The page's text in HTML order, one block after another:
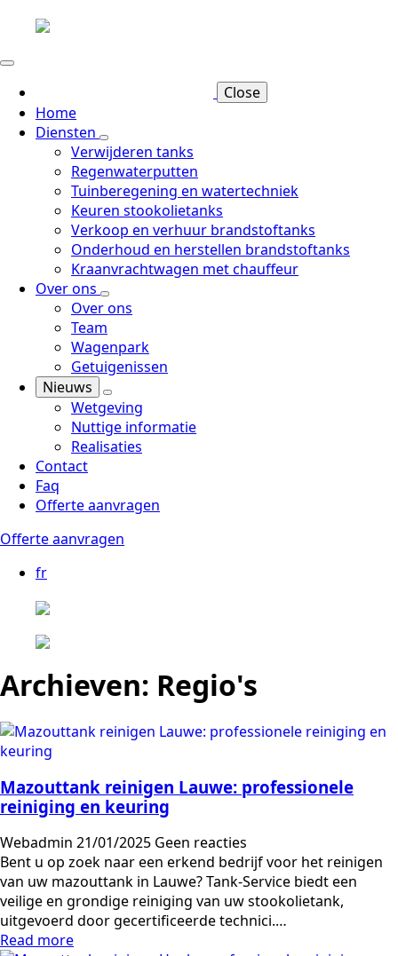
Close
Home
Diensten
Verwijderen tanks
Regenwaterputten
Tuinberegening en watertechniek
Keuren stookolietanks
Verkoop en verhuur brandstoftanks
Onderhoud en herstellen brandstoftanks
Kraanvrachtwagen met chauffeur
Over ons
Over ons
Team
Wagenpark
Getuigenissen
Nieuws
Wetgeving
Nuttige informatie
Realisaties
Contact
Faq
Offerte aanvragen
Offerte aanvragen
fr
Archieven: Regio's
Mazouttank reinigen Lauwe: professionele
reiniging en keuring
Webadmin 21/01/2025 Geen reacties
Bent u op zoek naar een erkend bedrijf voor het reinigen
van uw mazouttank in Lauwe? Tank-Service biedt een
veilige en grondige reiniging van uw stookolietank,
uitgevoerd door gecertificeerde technici.…
Read more